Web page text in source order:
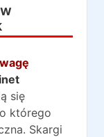
się
którego
Skargi